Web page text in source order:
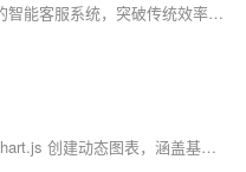
2025年，以DeepSeek等大模型为核心的智能客服系统，突破传统效率瓶颈，通过全渠道整合、多模态交互、个性化服务与情感智能，重构企业客户互动模式。从机械应答到认知共情，从单一文本到多维交互，大模型赋能客服系统成为企业价值创造的战略资产，推动客户服务迈向智能化新纪元。
本文介绍了如何在 React 项目中集成 Chart.js 创建动态图表，涵盖基础概念、安装步骤、代码示例及常见问题解决方法，帮助开发者轻松实现数据可视化。